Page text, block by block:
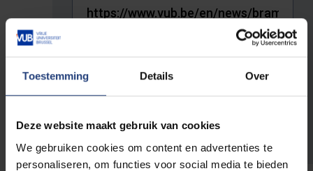
Toestemming Details Over
Deze website maakt gebruik van cookies
We gebruiken cookies om content en advertenties te
personaliseren, om functies voor social media te bieden
The full URL of the page where you encountered the error.